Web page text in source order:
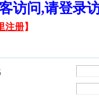
访问,请登
注册】